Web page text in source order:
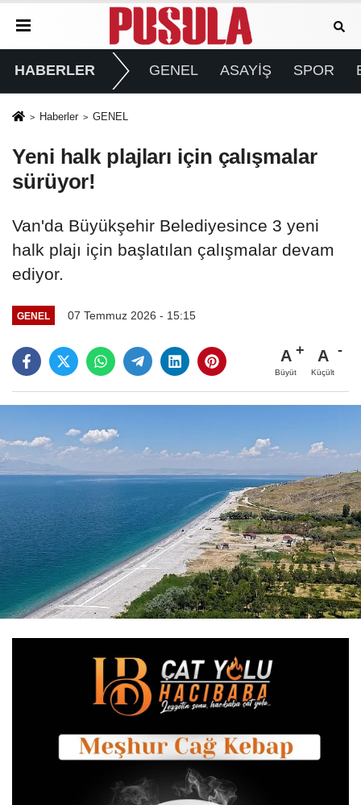
HABERLER GENEL ASAYİŞ SPOR
Haberler GENEL
Yeni halk plajları için çalışmalar
sürüyor!
Van'da Büyükşehir Belediyesince 3 yeni
halk plajı için başlatılan çalışmalar devam
ediyor.
GENEL 07 Temmuz 2026 - 15:15
A
Büyüt
A
Küçült